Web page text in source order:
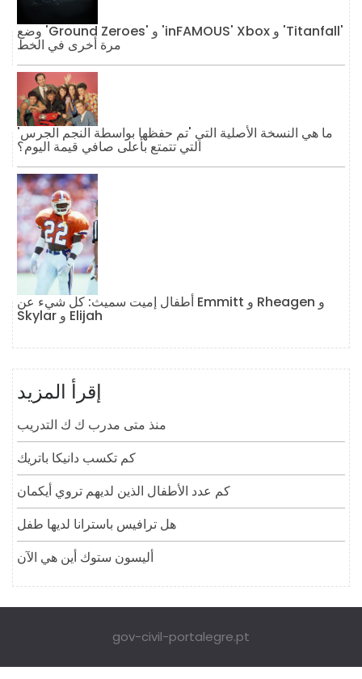
وضع 'Ground Zeroes' و 'inFAMOUS' Xbox و 'Titanfall'
مرة أخرى في الخط
ما هي النسخة الأصلية التي 'تم حفظها بواسطة النجم الجرس'
التي تتمتع بأعلى صافي قيمة اليوم؟
أطفال إميت سميث: كل شيء عن Emmitt و Rheagen و
Skylar و Elijah
إقرأ المزيد
منذ متى مدرب ك ك التدريب
كم تكسب دانيكا باتريك
كم عدد الأطفال الذين لديهم تروي أيكمان
هل ترافيس باسترانا لديها طفل
أليسون ستوك أين هي الآن
gov-civil-portalegre.pt